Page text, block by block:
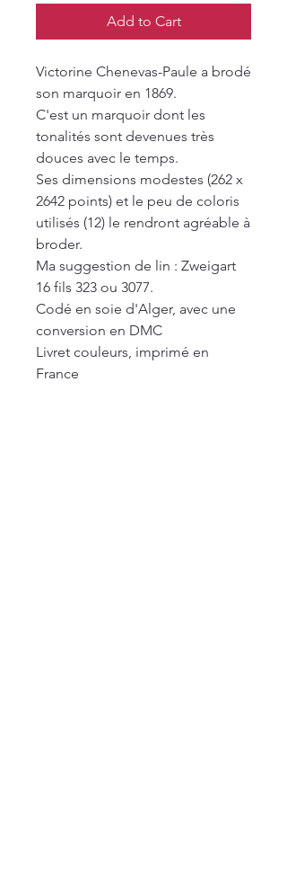
Add to Cart
Victorine Chenevas-Paule a brodé
son marquoir en 1869.
C'est un marquoir dont les
tonalités sont devenues très
douces avec le temps.
Ses dimensions modestes (262 x
2642 points) et le peu de coloris
utilisés (12) le rendront agréable à
broder.
Ma suggestion de lin : Zweigart
16 fils 323 ou 3077.
Codé en soie d'Alger, avec une
conversion en DMC
Livret couleurs, imprimé en
France